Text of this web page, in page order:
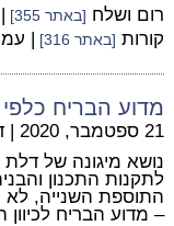
רום ושלח [באתר 355]
קורות [באתר 316] |
מדוע הבריח
21 ספטמבר, 2020 |
לתקנות התכנון
התוספת השנייה, לא
– מדוע הבריח לכיוון